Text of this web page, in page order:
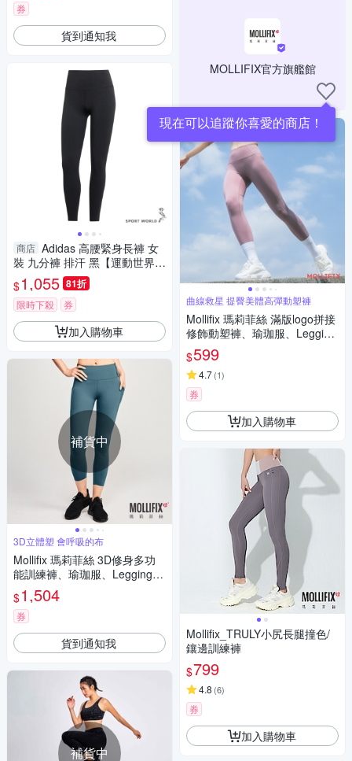
券
貨到通知我
商店 Adidas 高腰緊身長褲 女
裝 九分褲 排汗 黑【運動世界】
JY8577
$1,055 81折
限時下殺 券
加入購物車
補貨中
3D立體塑 會呼吸的布
Mollifix 瑪莉菲絲 3D修身多功
能訓練褲、瑜珈服、Legging
(暗夜綠)
$1,504
券
貨到通知我
補貨中
MOLLIFIX官方旗艦館
現在可以追蹤你喜愛的商店！
曲線救星 提臀美體高彈動塑褲
Mollifix 瑪莉菲絲 滿版logo拼接
修飾動塑褲、瑜珈服、Legging
(玫瑰紫)
$599
4.7(1)
券
加入購物車
Mollifix_TRULY小尻長腿撞色/
鑲邊訓練褲
$799
4.8 (6)
券
加入購物車